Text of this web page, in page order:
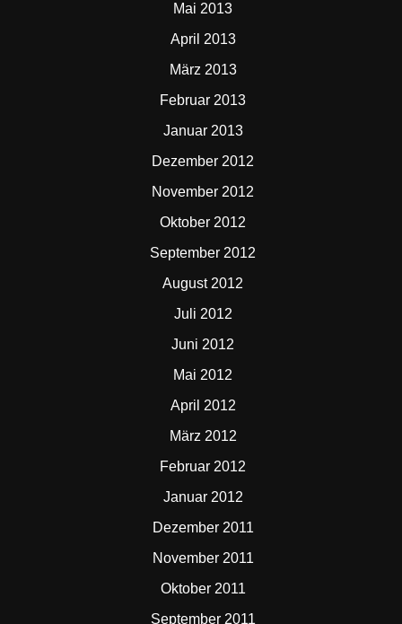
Mai 2013
April 2013
März 2013
Februar 2013
Januar 2013
Dezember 2012
November 2012
Oktober 2012
September 2012
August 2012
Juli 2012
Juni 2012
Mai 2012
April 2012
März 2012
Februar 2012
Januar 2012
Dezember 2011
November 2011
Oktober 2011
September 2011